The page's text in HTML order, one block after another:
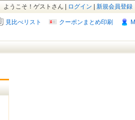
新規会員登録
ログイン
ようこそ！ゲストさん |
クーポンまとめ印刷
見比べリスト